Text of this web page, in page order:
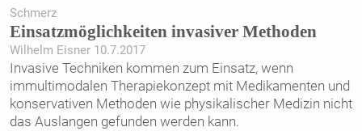
Schmerz
Einsatzmöglichkeiten invasiver Methoden
Wilhelm Eisner 10.7.2017
Invasive Techniken kommen zum Einsatz, wenn
immultimodalen Therapiekonzept mit Medikamenten und
konservativen Methoden wie physikalischer Medizin nicht
das Auslangen gefunden werden kann.